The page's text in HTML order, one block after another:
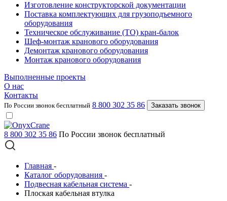
Изготовление конструкторской документации
Поставка комплектующих для грузоподъемного
оборудования
Техническое обслуживание (ТО) кран-балок
Шеф-монтаж кранового оборудования
Демонтаж кранового оборудования
Монтаж кранового оборудования
Выполненные проекты
О нас
Контакты
По России звонок бесплатный 8 800 302 35 86 Заказать звонок
8 800 302 35 86 По России звонок бесплатный
Главная -
Каталог оборудования -
Подвесная кабельная система -
Плоская кабельная втулка